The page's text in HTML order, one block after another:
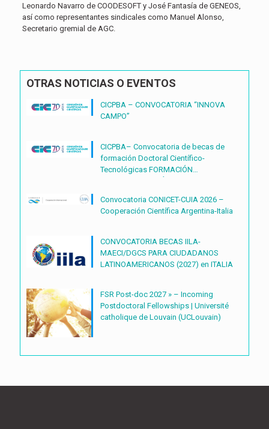
Leonardo Navarro de COODESOFT y José Fantasía de GENEOS,
así como representantes sindicales como Manuel Alonso,
Secretario gremial de AGC.
OTRAS NOTICIAS O EVENTOS
CICPBA – CONVOCATORIA “INNOVA
CAMPO”
CICPBA– Convocatoria de becas de
formación Doctoral Científico-
Tecnológicas FORMACIÓN
Convocatoria CONICET-CUIA 2026 –
Cooperación Científica Argentina-Italia
CONVOCATORIA BECAS IILA-
MAECI/DGCS PARA CIUDADANOS
LATINOAMERICANOS (2027) en ITALIA
FSR Post-doc 2027 » – Incoming
Postdoctoral Fellowships | Université
catholique de Louvain (UCLouvain)